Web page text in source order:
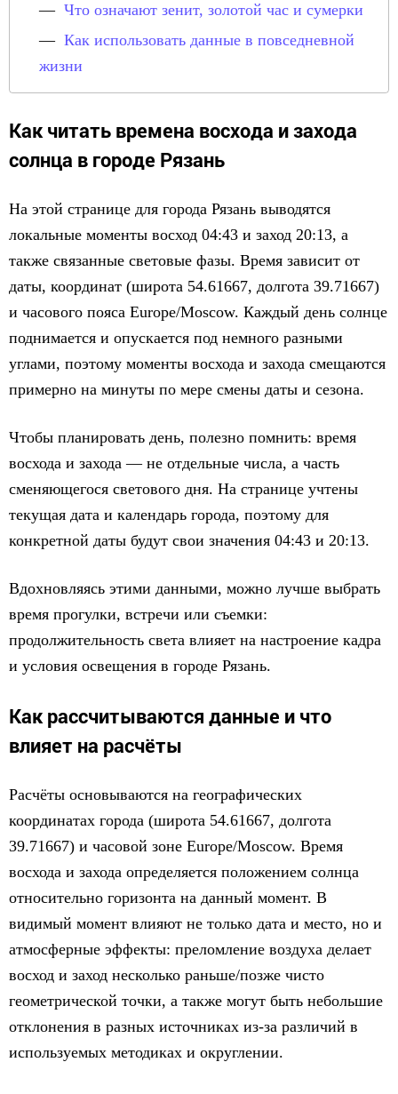
Что означают зенит, золотой час и сумерки
Как использовать данные в повседневной
жизни
Как читать времена восхода и захода
солнца в городе Рязань
На этой странице для города Рязань выводятся
локальные моменты восход 04:43 и заход 20:13, а
также связанные световые фазы. Время зависит от
даты, координат (широта 54.61667, долгота 39.71667)
и часового пояса Europe/Moscow. Каждый день солнце
поднимается и опускается под немного разными
углами, поэтому моменты восхода и захода смещаются
примерно на минуты по мере смены даты и сезона.
Чтобы планировать день, полезно помнить: время
восхода и захода — не отдельные числа, а часть
сменяющегося светового дня. На странице учтены
текущая дата и календарь города, поэтому для
конкретной даты будут свои значения 04:43 и 20:13.
Вдохновляясь этими данными, можно лучше выбрать
время прогулки, встречи или съемки:
продолжительность света влияет на настроение кадра
и условия освещения в городе Рязань.
Как рассчитываются данные и что
влияет на расчёты
Расчёты основываются на географических
координатах города (широта 54.61667, долгота
39.71667) и часовой зоне Europe/Moscow. Время
восхода и захода определяется положением солнца
относительно горизонта на данный момент. В
видимый момент влияют не только дата и место, но и
атмосферные эффекты: преломление воздуха делает
восход и заход несколько раньше/позже чисто
геометрической точки, а также могут быть небольшие
отклонения в разных источниках из-за различий в
используемых методиках и округлении.